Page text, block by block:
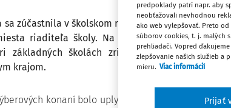
zúčastnila v školskom roku 2022/2023 spolu na
riaditeľa školy. Na výberové konania
základných školách zriadených obcou a
krajom.
konaní bolo uplynutie funkčného obdobia.
predpoklady patrí napr. aby
neobťažovali nevhodnou
ako web vylepšovať. Preto
súborov cookies, t. j. malých
prehliadači. Vopred
zlepšovanie našich služieb a
mieru. Viac informácií
Prijať